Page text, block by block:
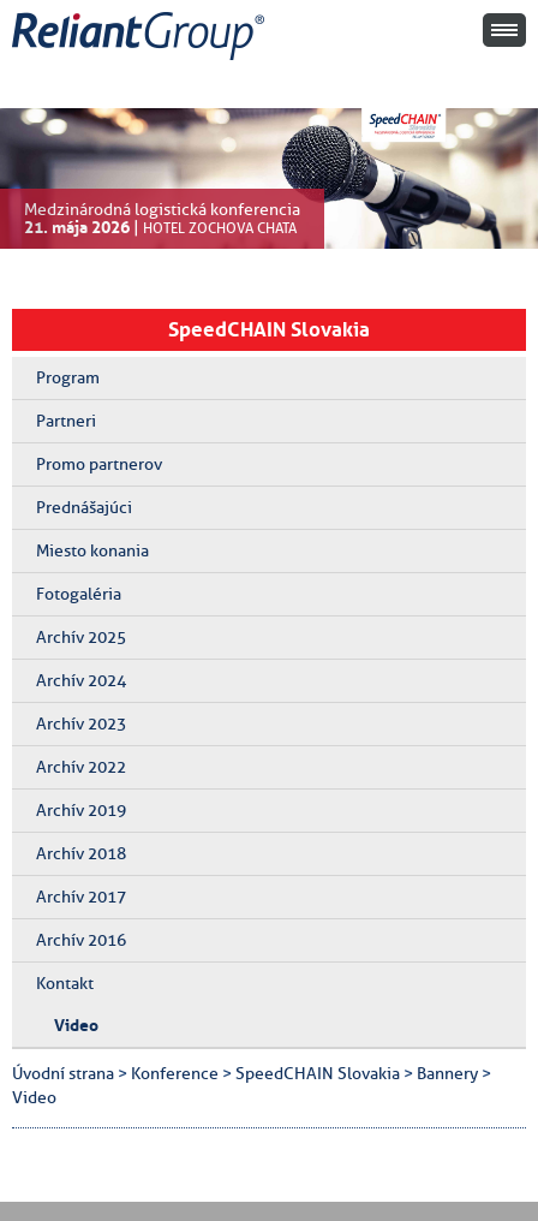
Medzinárodná logistická konferencia
21. mája 2026 | HOTEL ZOCHOVA CHATA
SpeedCHAIN Slovakia
Program
Partneri
Promo partnerov
Prednášajúci
Miesto konania
Fotogaléria
Archív 2025
Archív 2024
Archív 2023
Archív 2022
Archív 2019
Archív 2018
Archív 2017
Archív 2016
Kontakt
Video
Úvodní strana > Konference >SpeedCHAIN Slovakia > Bannery >
Video